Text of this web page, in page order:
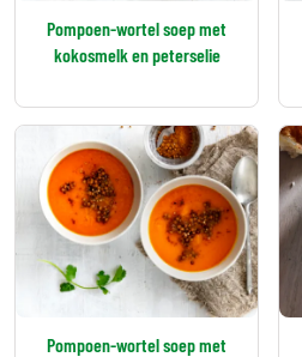
Pompoen-wortel soep met
kokosmelk en peterselie
Pompoen-wortel soep met